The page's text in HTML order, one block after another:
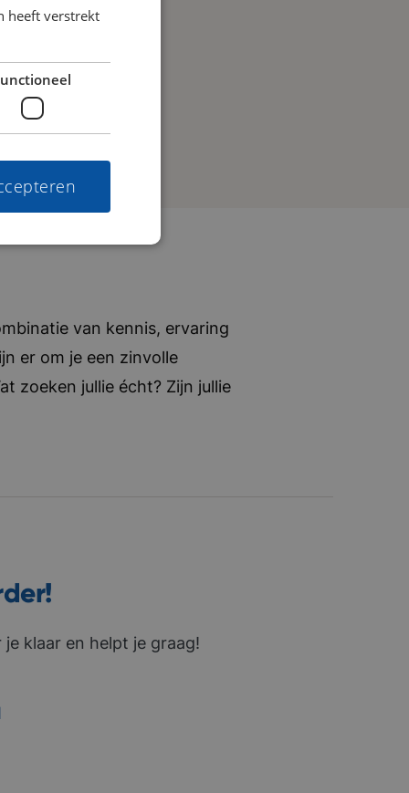
van kennis, ervaring
er om je een zinvolle
zoeken jullie écht? Zijn jullie
klaar en helpt je graag!
heeft verstrekt